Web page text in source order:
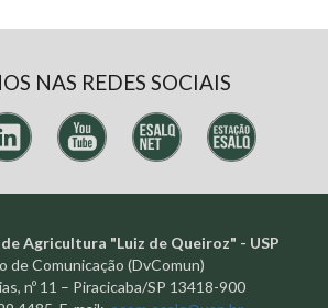
NAS REDES SOCIAIS
Agricultura "Luiz de Queiroz" - USP
de Comunicação (DvComun)
nº 11 – Piracicaba/SP 13418-900